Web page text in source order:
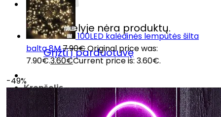
Krepšelyje nėra produktų.
Grįžti į parduotuvę
Krepšelis
100LED kalėdinės lemputės šilta
balta 8M7.90€Original price was:
7.90€.3.60€Current price is: 3.60€.
-49%